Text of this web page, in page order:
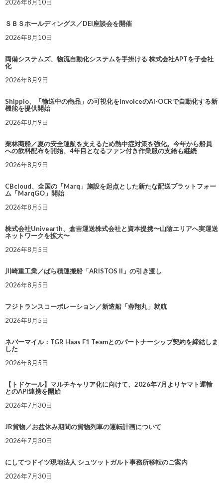
2026年8月10日
ＳＢＳホールディングス／DEI座談会を開催
2026年8月10日
両備システムズ、物流自動化システムを手掛ける 株式会社APTを子会社
化
2026年8月9日
Shippio、「輸送中の商品」の可視化をInvoiceのAI-OCRで自動化する新
機能を提供開始
2026年8月9日
栗林商船／夏の安全運航を支えるため熱中症対策を強化。今年から船員
への飲料配布を開始、4年目となるファン付き作業服の支給も継続
2026年8月9日
CBcloud、全国の「Marq」施設を起点とした新たな配送プラットフォー
ム「MarqGO」開始
2026年8月5日
株式会社Univearth、倉吉運送株式会社と資本提携〜山陰エリアへ実運送
ネットワークを拡大〜
2026年8月5日
川崎重工業／ばら積運搬船「ARISTOS II」の引き渡し
2026年8月5日
フジトランスコーポレーション／新造船「蓉翔丸」就航
2026年8月5日
ネバーマイル：TGR Haas F1 Teamとのパートナーシップ契約を締結しま
した
2026年8月5日
【トドケール】マルチキャリア化に向けて、2026年7月よりヤマト運輸
とのAPI連携を開始
2026年7月30日
JR貨物／お盆休み期間の貨物列車の運転計画について
2026年7月30日
にしてつドイツ現地法人 シュツットガルト事務所移転のご案内
2026年7月30日